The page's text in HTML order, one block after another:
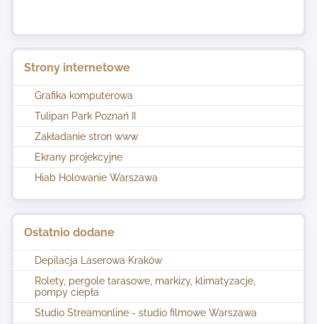
Strony internetowe
Grafika komputerowa
Tulipan Park Poznań II
Zakładanie stron www
Ekrany projekcyjne
Hiab Holowanie Warszawa
Ostatnio dodane
Depilacja Laserowa Kraków
Rolety, pergole tarasowe, markizy, klimatyzacje,
pompy ciepła
Studio Streamonline - studio filmowe Warszawa